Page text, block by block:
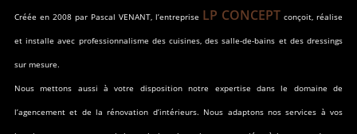
Créée en 2008 par Pascal VENANT, l’entreprise LP CONCEPT conçoit, réalise
et installe avec professionnalisme des cuisines, des salle-de-bains et des dressings
sur mesure.
Nous mettons aussi à votre disposition notre expertise dans le domaine de
l’agencement et de la rénovation d’intérieurs. Nous adaptons nos services à vos